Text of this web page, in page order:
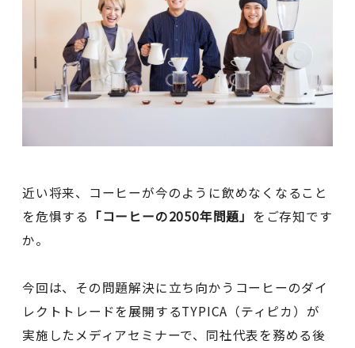
近い将来、コーヒーが今のように飲めなくなること
を危惧する 「コーヒーの2050年問題」 をご存知です
か。
今回は、その問題解決に立ち向かうコーヒーのダイ
レクトトレードを展開するTYPICA（ティピカ）が
実施したメディアセミナーで、同社代表を務める後